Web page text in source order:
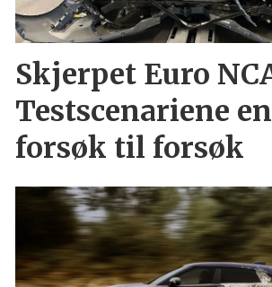
Skjerpet Euro
Testscenariene
forsøk til forsøk